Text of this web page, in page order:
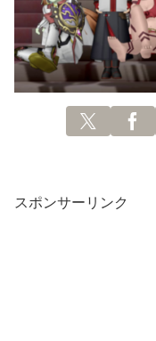
スポンサーリンク